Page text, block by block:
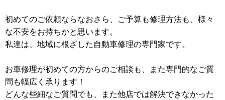
初めてのご依頼ならなおさら、ご予算も修理方法も、様々
な不安をお持ちかと思います。
私達は、地域に根ざした自動車修理の専門家です。
お車修理が初めての方からのご相談も、また専門的なご質
問も幅広く承ります！
どんな些細なご質問でも、また他店では解決できなかった